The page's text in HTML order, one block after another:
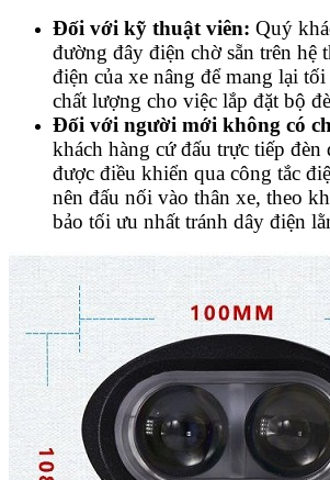
Đối với kỹ thuật viên: Quý
đường đây điện chờ sẵn trên hệ
điện của xe nâng để mang lại
chất lượng cho việc lắp đặt bộ
Đối với người mới không có
khách hàng cứ đấu trực tiếp đèn
được điều khiển qua công tắc
nên đấu nối vào thân xe, theo
bảo tối ưu nhất tránh dây điện